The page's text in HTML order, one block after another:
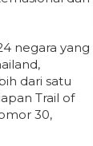
negara yang
dari satu
Trail of
30,